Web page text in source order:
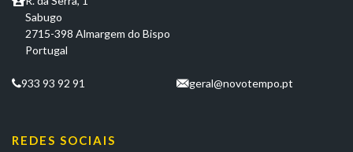
Sabugo
2715-398 Almargem do Bispo
Portugal
933 93 92 91 geral@novotempo.pt
REDES SOCIAIS